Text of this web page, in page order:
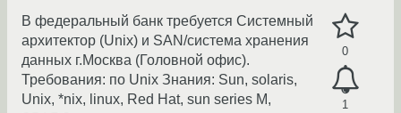
0
1
В федеральный банк требуется Системный
архитектор (Unix) и SAN/система хранения
данных г.Москва (Головной офис).
Требования: по Unix Знания: Sun, solaris,
Unix, *nix, linux, Red Hat, sun series M,